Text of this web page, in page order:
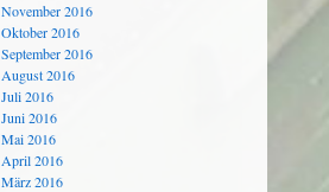
November 2016
Oktober 2016
September 2016
August 2016
Juli 2016
Juni 2016
Mai 2016
April 2016
März 2016